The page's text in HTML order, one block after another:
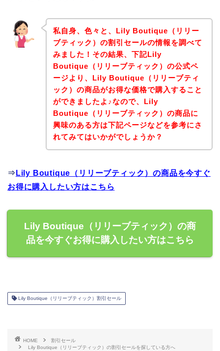
私自身、色々と、Lily Boutique（リリー
ブティック）の割引セールの情報を調べて
みました！その結果、下記Lily
Boutique（リリーブティック）の公式ペ
ージより、Lily Boutique（リリーブティ
ック）の商品がお得な価格で購入すること
ができましたよ♪なので、Lily
Boutique（リリーブティック）の商品に
興味のある方は下記ページなどを参考にさ
れてみてはいかがでしょうか？
⇒ Lily Boutique（リリーブティック）の商品を今すぐ
お得に購入したい方はこちら
Lily Boutique（リリーブティック）の商
品を今すぐお得に購入したい方はこちら
Lily Boutique（リリーブティック）割引セール
HOME
割引セール
Lily Boutique（リリーブティック）の割引セールを探している方へ